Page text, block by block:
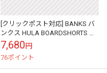
[クリックポスト対応] BANKS バ
ンクス HULA BOARDSHORTS ボ
ードショーツ BS0112
7,680円
76ポイント